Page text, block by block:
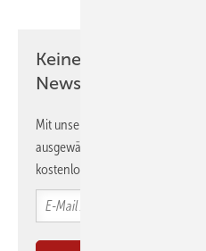
Keine Zeit? Kein
Newsletter!
Mit unserem Newsletter erhalten
ausgewählte Informationen und
kostenlos direkt ins Postfach.